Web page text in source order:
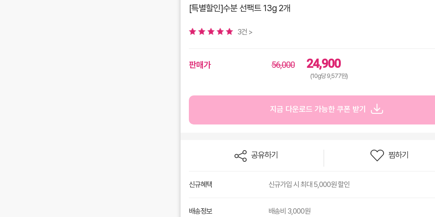
[특별할인]수분 선팩트 13g 2개
3건 >
판매가 56,000 24,900
(10g당 9,577원)
지금 다운로드 가능한 쿠폰 받기
공유하기 찜하기
신규혜택 신규가입 시 최대 5,000원 할인
배송정보 배송비 3,000원